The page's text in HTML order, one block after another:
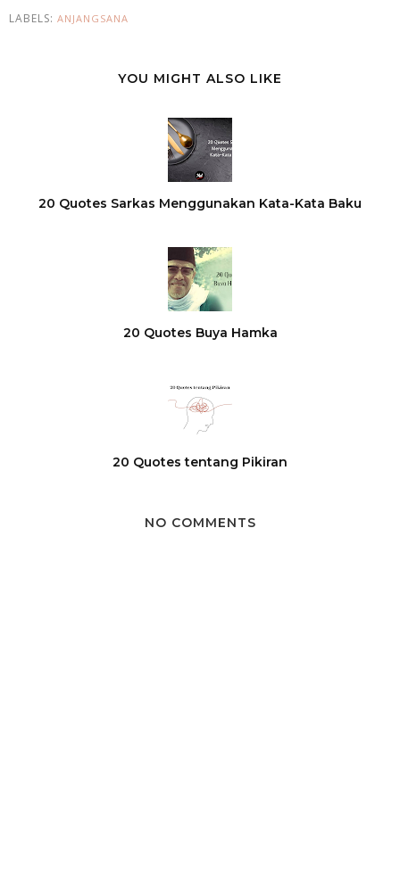
LABELS: ANJANGSANA
YOU MIGHT ALSO LIKE
20 Quotes Sarkas Menggunakan Kata-Kata Baku
20 Quotes Buya Hamka
20 Quotes tentang Pikiran
NO COMMENTS